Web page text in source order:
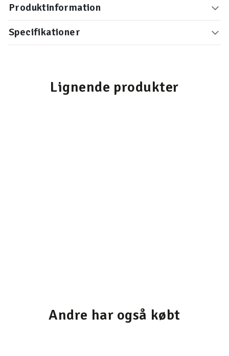
Produktinformation
Specifikationer
Lignende produkter
Andre har også købt